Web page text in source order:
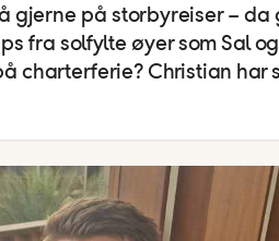
gjerne på storbyreiser –
fra solfylte øyer som Sal
charterferie? Christian har